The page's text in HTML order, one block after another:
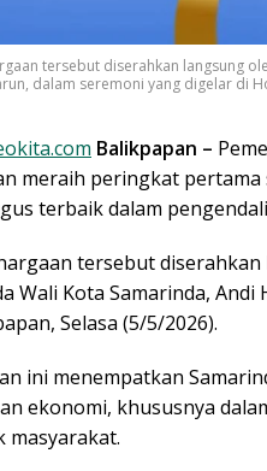
tersebut diserahkan langsung
dalam seremoni yang digelar di
Balikpapan –
meraih peringkat
terbaik dalam
tersebut
Wali Kota Samarinda,
Selasa (5/5/2026).
ini menempatkan
ekonomi, khususnya
masyarakat.